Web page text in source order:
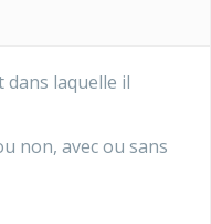
laquelle il
non, avec ou sans